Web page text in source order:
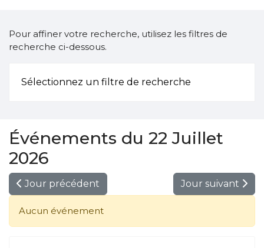
Pour affiner votre recherche, utilisez les filtres de
recherche ci-dessous.
Sélectionnez un filtre de recherche
Événements du 22 Juillet
2026
Jour précédent Jour suivant
Aucun événement